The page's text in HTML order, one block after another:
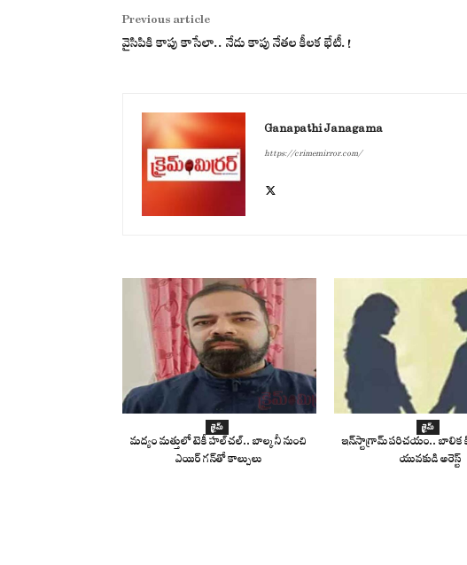
Previous article
వైసిపికి కాపు కాసేలా.. నేడు కాపు నేతల కీలక భేటీ.!
Ganapathi Janagama
https://crimemirror.com/
క్రైమ్
మద్యం మత్తులో టెకీ హల్‌చల్.. బాల్కనీ నుంచి
ఎయిర్ గన్‌తో కాల్పులు
క్రైమ్
ఇన్‌స్టాగ్రామ్ పరిచయం.. బాలిక
యువకుడి అరెస్ట్